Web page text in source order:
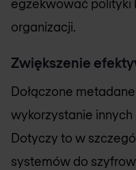
egzekwować polityki
organizacji.
Zwiększenie
Dołączone
wykorzystanie
Dotyczy to w
systemów do